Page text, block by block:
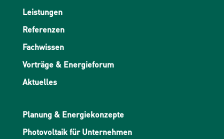
Leistungen
Referenzen
Fachwissen
Vorträge & Energieforum
Aktuelles
Planung & Energiekonzepte
Photovoltaik für Unternehmen